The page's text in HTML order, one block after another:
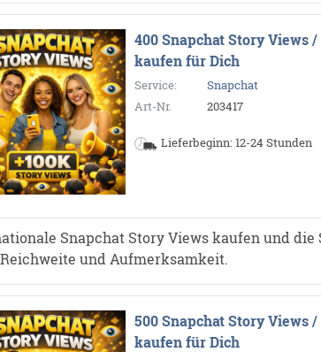
400 Snapchat Story Views
kaufen für Dich
Service:
Snapchat
Art-Nr.
203417
Lieferbeginn: 12-24 Stunden
Snapchat Story Views kaufen und
und Aufmerksamkeit.
500 Snapchat Story Views
kaufen für Dich